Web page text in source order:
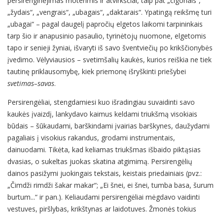
„žydais“, „vengrais“, „ubagais“, „daktarais“. Ypatingą reikšmę turi
„ubagai“ – pagal daugelį papročių elgetos laikomi tarpininkais
tarp šio ir anapusinio pasaulio, tyrinėtojų nuomone, elgetomis
tapo ir senieji žyniai, išvaryti iš savo šventviečių po krikščionybės
įvedimo. Vėlyviausios – svetimšalių kaukės, kurios reiškia ne tiek
tautinę priklausomybę, kiek priemonę išryškinti priešybei
svetimas–savas.
Persirengėliai, stengdamiesi kuo išradingiau suvaidinti savo
kaukės įvaizdį, lankydavo kaimus keldami triukšmą visokiais
būdais – šūkaudami, barškindami įvairias barškynes, daužydami
pagaliais į visokius rakandus, grodami instrumentais,
dainuodami. Tikėta, kad keliamas triukšmas išbaido piktąsias
dvasias, o sukeltas juokas skatina atgimimą. Persirengėlių
dainos pasižymi juokingais tekstais, keistais priedainiais (pvz.:
„Čimdži rimdži šakar makar“; „Ei šnei, ei šnei, tumba basa, šurum
burtum...“ ir pan.). Keliaudami persirengėliai mėgdavo vaidinti
vestuves, piršlybas, krikštynas ar laidotuves. Žmonės tokius